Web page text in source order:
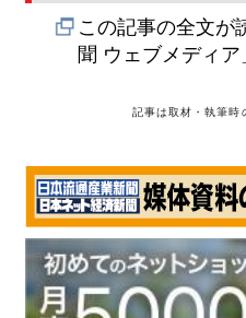
この記事の全文が
聞 ウェブメディア
記事は取材・執筆時